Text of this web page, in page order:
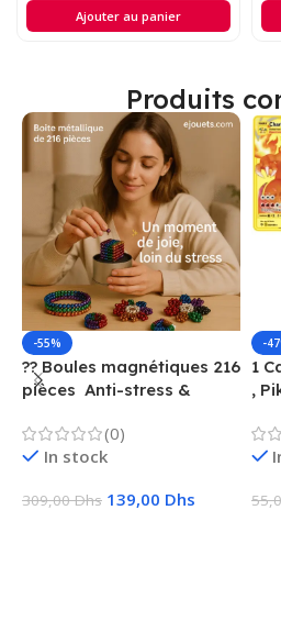
Ajouter au panier
Produits
-55%
?? Boules magnétiques 216
pièces  Anti-stress &
(0)
In stock
309,00Dhs 139,00 Dhs
-
1
,